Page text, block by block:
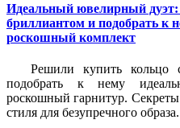
Идеальный ювелирный дуэт:
бриллиантом и подобрать к
роскошный комплект
Решили купить кольцо
подобрать к нему
роскошный гарнитур. Секреты
стиля для безупречного образа.